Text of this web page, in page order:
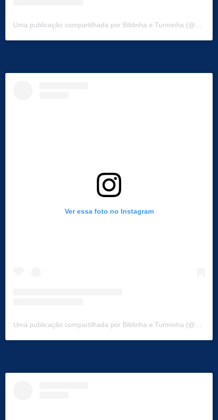
Uma publicação compartilhada por Biblinha e Turminha (@biblinhaeturminha)
Ver essa foto no Instagram
Uma publicação compartilhada por Biblinha e Turminha (@biblinhaeturminha)